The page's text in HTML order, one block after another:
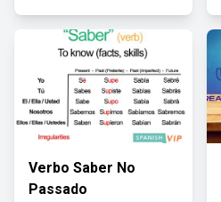
Verbo Saber No
Passado